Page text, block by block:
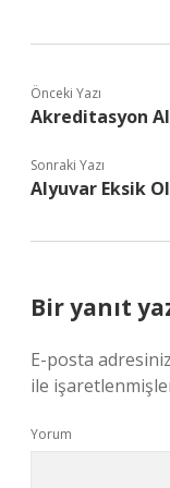
Önceki Yazı
Akreditasyon
Sonraki Yazı
Alyuvar Eksik
Bir yanıt
E-posta
ile
Yorum